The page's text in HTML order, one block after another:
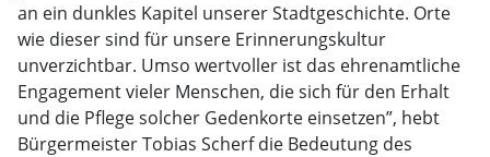
an ein dunkles Kapitel unserer Stadtgeschichte. Orte
wie dieser sind für unsere Erinnerungskultur
unverzichtbar. Umso wertvoller ist das ehrenamtliche
Engagement vieler Menschen, die sich für den Erhalt
und die Pflege solcher Gedenkorte einsetzen”, hebt
Bürgermeister Tobias Scherf die Bedeutung des